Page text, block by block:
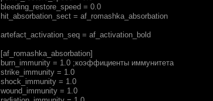
bleeding_restore_speed = 0.0
hit_absorbation_sect = af_romashka_absorbation
artefact_activation_seq = af_activation_bold
[af_romashka_absorbation]
burn_immunity = 1.0 ;коэффициенты иммунитета
strike_immunity = 1.0
shock_immunity = 1.0
wound_immunity = 1.0